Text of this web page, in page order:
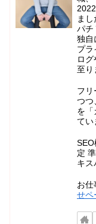
まし
パチ
独自
プラ
ロ
至り
フリ
つつ
を「
てい
定
キス
お仕
せペ